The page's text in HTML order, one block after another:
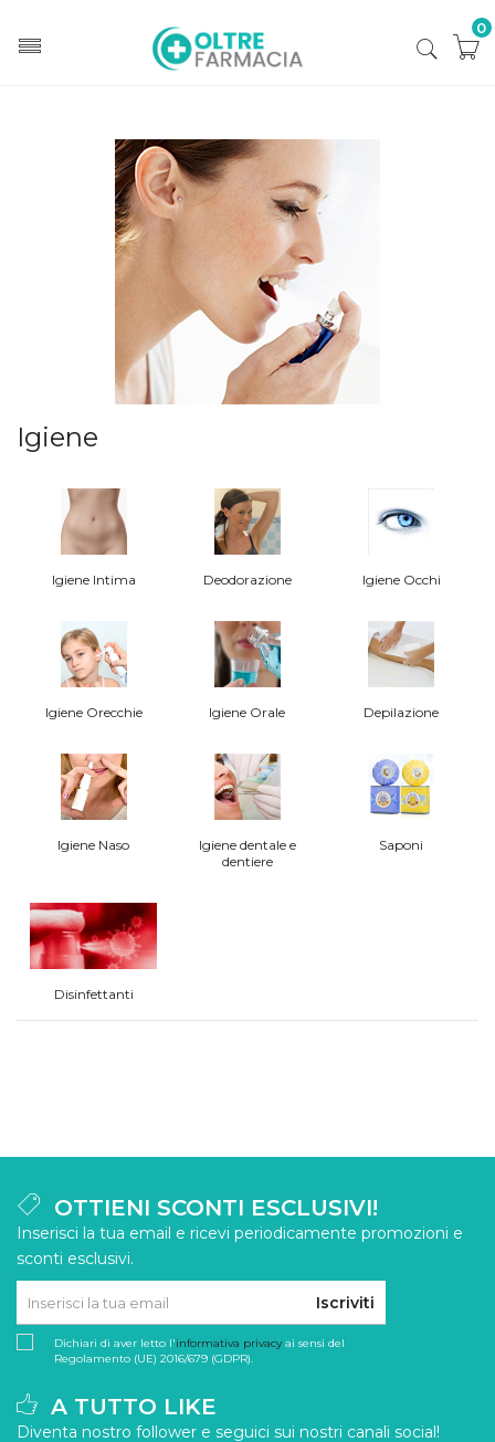
0
Igiene
Igiene Intima Deodorazione Igiene Occhi
Igiene Orecchie Igiene Orale Depilazione
Igiene Naso
Igiene dentale e
dentiere
Saponi
Disinfettanti
OTTIENI SCONTI ESCLUSIVI!
Inserisci la tua email e ricevi periodicamente promozioni e
sconti esclusivi.
Iscriviti
Dichiari di aver letto l'informativa privacyai sensi del
Regolamento (UE) 2016/679 (GDPR).
A TUTTO LIKE
Diventa nostro follower e seguici sui nostri canali social!